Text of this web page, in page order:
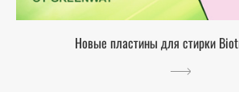
Новые пластины для стирки